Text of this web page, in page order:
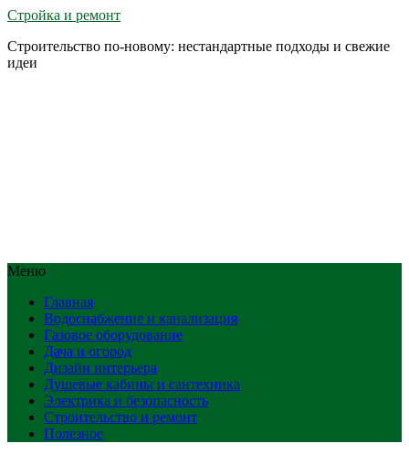
Стройка и ремонт
Строительство по-новому: нестандартные подходы и свежие
идеи
Меню
Главная
Водоснабжение и канализация
Газовое оборудование
Дача и огород
Дизайн интерьера
Душевые кабины и сантехника
Электрика и безопасность
Строительство и ремонт
Полезное